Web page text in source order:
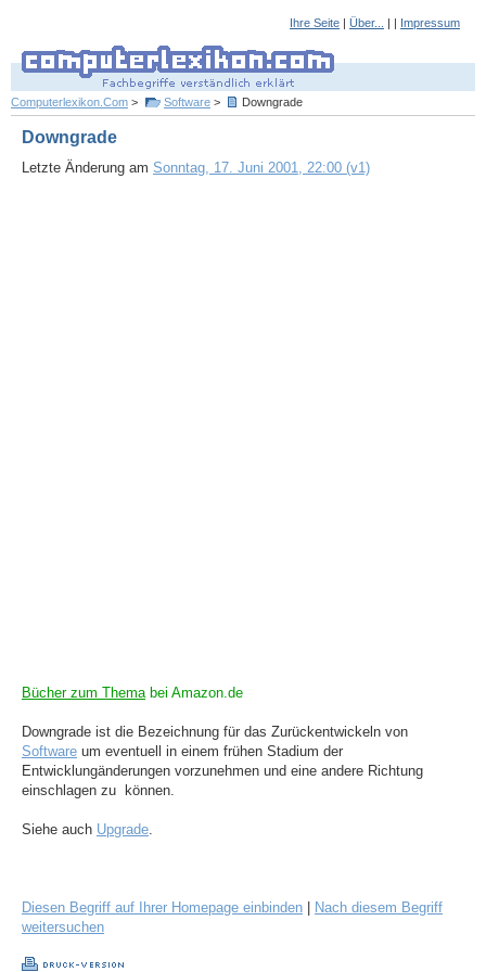
Ihre Seite | Über... | | Impressum
Computerlexikon.Com > Software > Downgrade
Downgrade
Letzte Änderung am Sonntag, 17. Juni 2001, 22:00 (v1)
Bücher zum Themabei Amazon.de
Downgrade ist die Bezeichnung für das Zurückentwickeln von
Software um eventuell in einem frühen Stadium der
Entwicklungänderungen vorzunehmen und eine andere Richtung
einschlagen zu können.
Siehe auch Upgrade.
Diesen Begriff auf Ihrer Homepage einbinden
Nach diesem Begriff
weitersuchen